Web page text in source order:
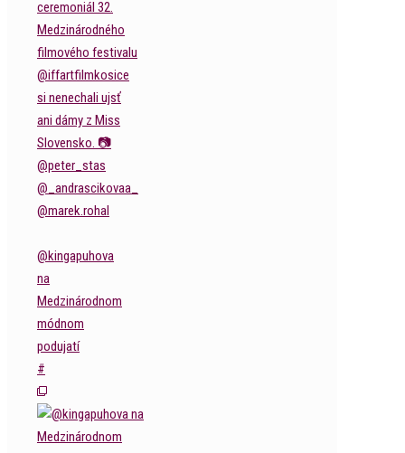
@kingapuhova
na
Medzinárodnom
módnom
podujatí
#